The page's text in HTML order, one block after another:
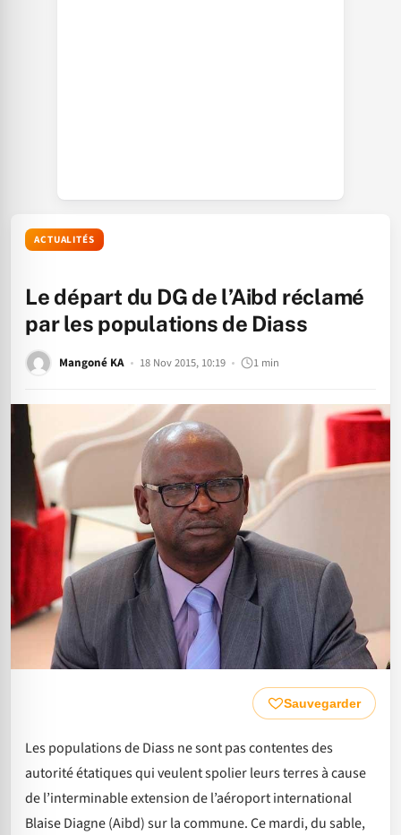
ACTUALITÉS
Le départ du DG de l’Aibd réclamé
par les populations de Diass
Mangoné KA 18 Nov 2015, 10:19 1 min
Sauvegarder
Les populations de Diass ne sont pas contentes des
autorité étatiques qui veulent spolier leurs terres à cause
de l’interminable extension de l’aéroport international
Blaise Diagne (Aibd) sur la commune. Ce mardi, du sable,